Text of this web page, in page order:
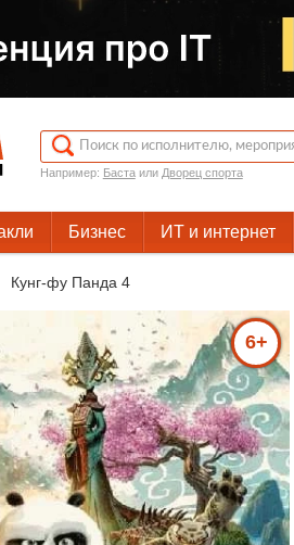
Например: Бастаили Дворец спорта
Бизнес ИТ и интернет
Кунг-фу Панда 4
6+